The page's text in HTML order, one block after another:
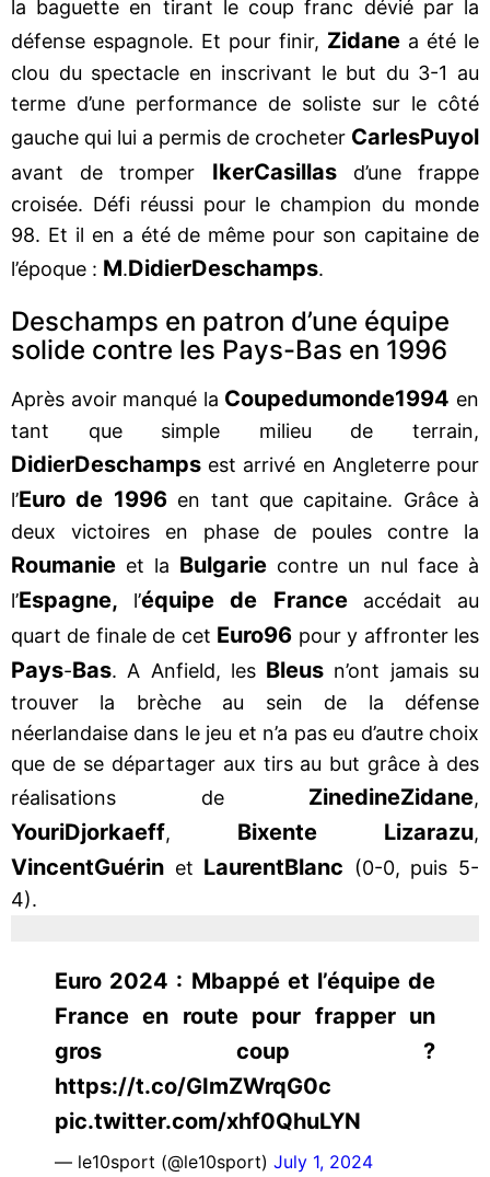
la baguette en tirant le coup franc dévié par la
défense espagnole. Et pour finir, Zidane a été le
clou du spectacle en inscrivant le but du 3-1 au
terme d’une performance de soliste sur le côté
gauche qui lui a permis de crocheter CarlesPuyol
avant de tromper IkerCasillasd’une frappe
croisée. Défi réussi pour le champion du monde
98. Et il en a été de même pour son capitaine de
l’époque : M.DidierDeschamps.
Deschamps en patron d’une équipe
solide contre les Pays-Bas en 1996
Après avoir manqué la Coupedumonde1994 en
tant que simple milieu de terrain,
DidierDeschamps est arrivé en Angleterre pour
l’Euro de 1996en tant que capitaine. Grâce à
deux victoires en phase de poules contre la
Roumanie et la Bulgarie contre un nul face à
l’Espagne, l’équipe de Franceaccédait au
quart de finale de cet Euro96 pour y affronter les
Pays-Bas. A Anfield, les Bleus n’ont jamais su
trouver la brèche au sein de la défense
néerlandaise dans le jeu et n’a pas eu d’autre choix
que de se départager aux tirs au but grâce à des
réalisations de ZinedineZidane,
YouriDjorkaeff, Bixente Lizarazu,
VincentGuérin et LaurentBlanc (0-0, puis 5-
4).
Euro 2024 : Mbappé et l’équipe de
France en route pour frapper un
gros coup ?
https://t.co/GImZWrqG0c
pic.twitter.com/xhf0QhuLYN
— le10sport (@le10sport) July 1, 2024